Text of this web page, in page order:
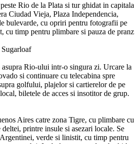
Rio de la Plata si tur ghidat in capitala
Ciudad Vieja, Plaza Independencia,
bulevarde, cu opriri pentru fotografii pe
cu timp pentru plimbare si pauza de pranz
asupra Rio-ului intr-o singura zi. Urcare la
si continuare cu telecabina spre
golfului, plajelor si cartierelor de pe
biletele de acces si insotitor de grup.
Aires catre zona Tigre, cu plimbare cu
printre insule si asezari locale. Se
verde si linistit, cu timp pentru